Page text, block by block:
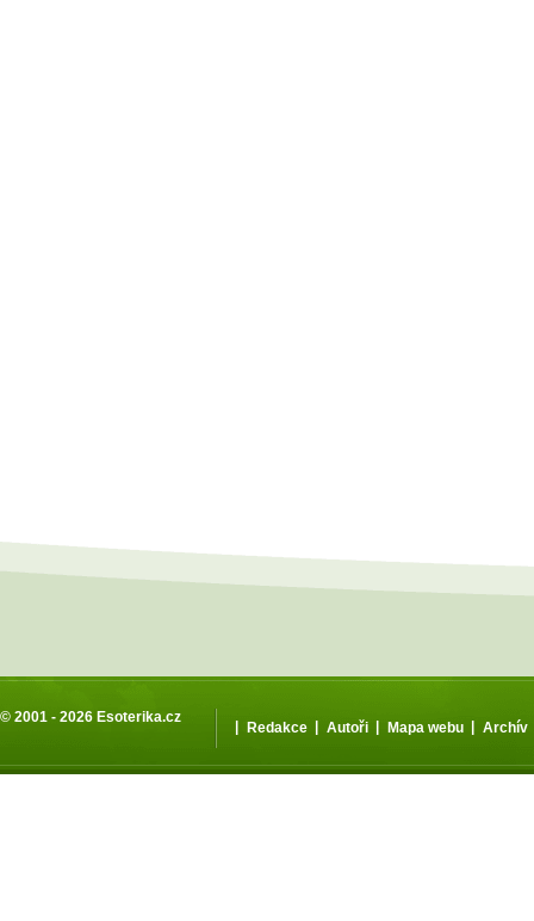
© 2001 - 2026 Esoterika.cz
| Redakce | Autoři | Mapa webu | Archív